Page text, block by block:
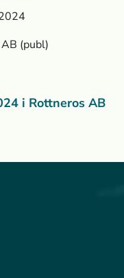
(publ)
i Rottneros AB